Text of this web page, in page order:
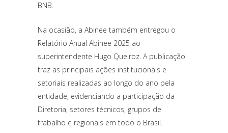
BNB.
Na ocasião, a Abinee também entregou o
Relatório Anual Abinee 2025 ao
superintendente Hugo Queiroz. A publicação
traz as principais ações institucionais e
setoriais realizadas ao longo do ano pela
entidade, evidenciando a participação da
Diretoria, setores técnicos, grupos de
trabalho e regionais em todo o Brasil.